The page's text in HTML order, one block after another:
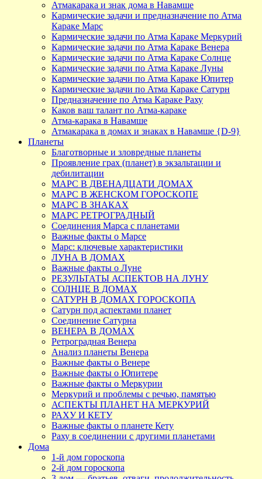
Атмакарака и знак дома в Навамше
Кармические задачи и предназначение по Атма
Караке Марс
Кармические задачи по Атма Караке Меркурий
Кармические задачи по Атма Караке Венера
Кармические задачи по Атма Караке Солнце
Кармические задачи по Атма Караке Луны
Кармические задачи по Атма Караке Юпитер
Кармические задачи по Атма Караке Сатурн
Предназначение по Атма Караке Раху
Каков ваш талант по Атма-караке
Атма-карака в Навамше
Атмакарака в домах и знаках в Навамше {D-9}
Планеты
Благотворные и зловредные планеты
Проявление грах (планет) в экзальтации и
дебилитации
МАРС В ДВЕНАДЦАТИ ДОМАХ
МАРС В ЖЕНСКОМ ГОРОСКОПЕ
МАРС В ЗНАКАХ
МАРС РЕТРОГРАДНЫЙ
Соединения Марса с планетами
Важные факты о Марсе
Марс: ключевые характеристики
ЛУНА В ДОМАХ
Важные факты о Луне
РЕЗУЛЬТАТЫ АСПЕКТОВ НА ЛУНУ
СОЛНЦЕ В ДОМАХ
САТУРН В ДОМАХ ГОРОСКОПА
Сатурн под аспектами планет
Соединение Сатурна
ВЕНЕРА В ДОМАХ
Ретроградная Венера
Анализ планеты Венера
Важные факты о Венере
Важные факты о Юпитере
Важные факты о Меркурии
Меркурий и проблемы с речью, памятью
АСПЕКТЫ ПЛАНЕТ НА МЕРКУРИЙ
РАХУ И КЕТУ
Важные факты о планете Кету
Раху в соединении с другими планетами
Дома
1-й дом гороскопа
2-й дом гороскопа